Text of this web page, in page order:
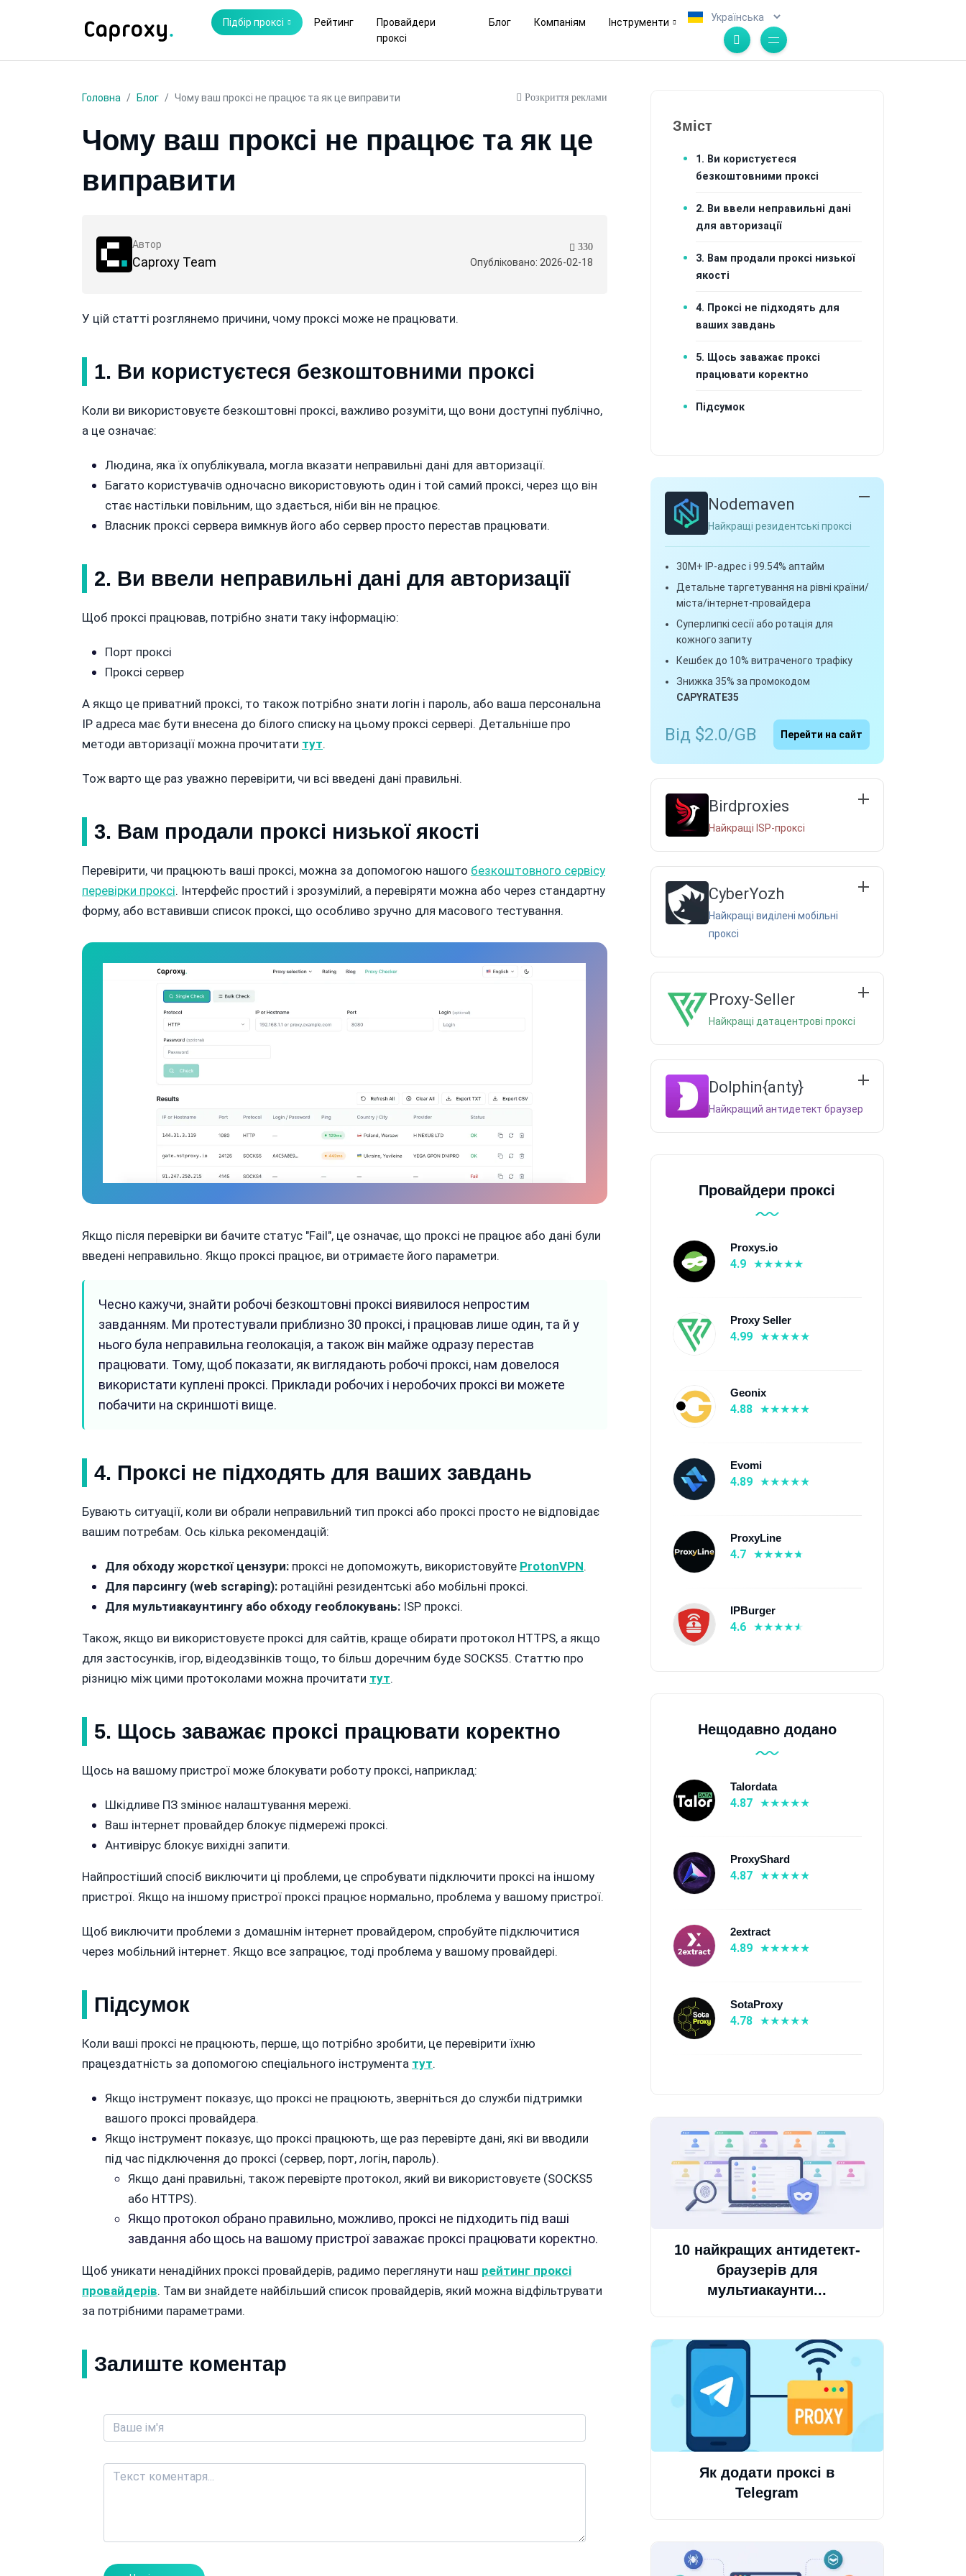
Підбір проксі Рейтинг
Провайдери
проксі
Блог Компаніям Інструменти
Головна Блог Чому ваш проксі не працює та як це виправити Розкриття реклами
Чому ваш проксі не працює та як це
виправити
Автор
Caproxy Team Опубліковано: 2026-02-18
330
У цій статті розглянемо причини, чому проксі може не працювати.
1. Ви користуєтеся безкоштовними проксі
Коли ви використовуєте безкоштовні проксі, важливо розуміти, що вони доступні публічно,
а це означає:
Людина, яка їх опублікувала, могла вказати неправильні дані для авторизації.
Багато користувачів одночасно використовують один і той самий проксі, через що він
стає настільки повільним, що здається, ніби він не працює.
Власник проксі сервера вимкнув його або сервер просто перестав працювати.
2. Ви ввели неправильні дані для авторизації
Щоб проксі працював, потрібно знати таку інформацію:
Порт проксі
Проксі сервер
А якщо це приватний проксі, то також потрібно знати логін і пароль, або ваша персональна
IP адреса має бути внесена до білого списку на цьому проксі сервері. Детальніше про
методи авторизації можна прочитати тут.
Тож варто ще раз уважно перевірити, чи всі введені дані правильні.
3. Вам продали проксі низької якості
Перевірити, чи працюють ваші проксі, можна за допомогою нашого безкоштовного сервісу
перевірки проксі. Інтерфейс простий і зрозумілий, а перевіряти можна або через стандартну
форму, або вставивши список проксі, що особливо зручно для масового тестування.
Якщо після перевірки ви бачите статус "Fail", це означає, що проксі не працює або дані були
введені неправильно. Якщо проксі працює, ви отримаєте його параметри.
Чесно кажучи, знайти робочі безкоштовні проксі виявилося непростим
завданням. Ми протестували приблизно 30 проксі, і працював лише один, та й у
нього була неправильна геолокація, а також він майже одразу перестав
працювати. Тому, щоб показати, як виглядають робочі проксі, нам довелося
використати куплені проксі. Приклади робочих і неробочих проксі ви можете
побачити на скриншоті вище.
4. Проксі не підходять для ваших завдань
Бувають ситуації, коли ви обрали неправильний тип проксі або проксі просто не відповідає
вашим потребам. Ось кілька рекомендацій:
Для обходу жорсткої цензури: проксі не допоможуть, використовуйте ProtonVPN.
Для парсингу (web scraping): ротаційні резидентські або мобільні проксі.
Для мультиакаунтингу або обходу геоблокувань: ISP проксі.
Також, якщо ви використовуєте проксі для сайтів, краще обирати протокол HTTPS, а якщо
для застосунків, ігор, відеодзвінків тощо, то більш доречним буде SOCKS5. Статтю про
різницю між цими протоколами можна прочитати тут.
5. Щось заважає проксі працювати коректно
Щось на вашому пристрої може блокувати роботу проксі, наприклад:
Шкідливе ПЗ змінює налаштування мережі.
Ваш інтернет провайдер блокує підмережі проксі.
Антивірус блокує вихідні запити.
Найпростіший спосіб виключити ці проблеми, це спробувати підключити проксі на іншому
пристрої. Якщо на іншому пристрої проксі працює нормально, проблема у вашому пристрої.
Щоб виключити проблеми з домашнім інтернет провайдером, спробуйте підключитися
через мобільний інтернет. Якщо все запрацює, тоді проблема у вашому провайдері.
Підсумок
Коли ваші проксі не працюють, перше, що потрібно зробити, це перевірити їхню
працездатність за допомогою спеціального інструмента тут.
Якщо інструмент показує, що проксі не працюють, зверніться до служби підтримки
вашого проксі провайдера.
Якщо інструмент показує, що проксі працюють, ще раз перевірте дані, які ви вводили
під час підключення до проксі (сервер, порт, логін, пароль).
Якщо дані правильні, також перевірте протокол, який ви використовуєте (SOCKS5
або HTTPS).
Якщо протокол обрано правильно, можливо, проксі не підходить під ваші
завдання або щось на вашому пристрої заважає проксі працювати коректно.
Щоб уникати ненадійних проксі провайдерів, радимо переглянути наш рейтинг проксі
провайдерів. Там ви знайдете найбільший список провайдерів, який можна відфільтрувати
за потрібними параметрами.
Залиште коментар
Зміст
1. Ви користуєтеся
безкоштовними проксі
2. Ви ввели неправильні дані
для авторизації
3. Вам продали проксі низької
якості
4. Проксі не підходять для
ваших завдань
5. Щось заважає проксі
працювати коректно
Підсумок
Nodemaven
Найкращі резидентські проксі
30M+ IP-адрес і 99.54% аптайм
Детальне таргетування на рівні країни/
міста/інтернет-провайдера
Суперлипкі сесії або ротація для
кожного запиту
Кешбек до 10% витраченого трафіку
Знижка 35% за промокодом
CAPYRATE35
Від $2.0/GB Перейти на сайт
Birdproxies
Найкращі ISP-проксі
CyberYozh
Найкращі виділені мобільні
проксі
Proxy-Seller
Найкращі датацентрові проксі
Dolphin{anty}
Найкращий антидетект браузер
Провайдери проксі
Proxys.io
4.9
Proxy Seller
4.99
Geonix
4.88
Evomi
4.89
ProxyLine
4.7
IPBurger
4.6
Нещодавно додано
Talordata
4.87
ProxyShard
4.87
2extract
4.89
SotaProxy
4.78
10 найкращих антидетект-
браузерів для
мультиакаунти...
Як додати проксі в
Telegram